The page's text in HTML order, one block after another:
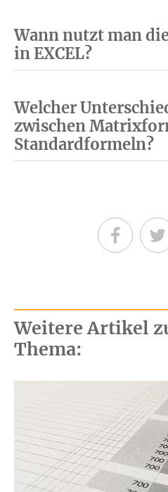
Wann nutzt man
in EXCEL?
Welcher
zwischen
Standardformeln?
Teilen
Weitere Artikel
Thema: